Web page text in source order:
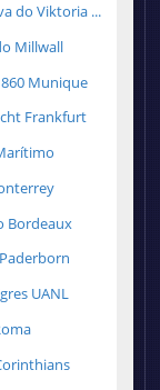
do Viktoria ...
Millwall
Munique
Frankfurt
Bordeaux
UANL